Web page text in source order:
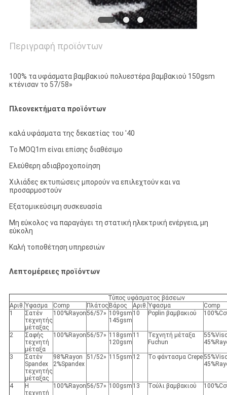
Περιγραφή προϊόντων
100% τα υφάσματα βαμβακιού πολυεστέρα βαμβακιού 150gsm
κτένισαν το 57/58»
Πλεονεκτήματα προϊόντων
καλά υφάσματα της δεκαετίας του '40
Το MOQ1m είναι επίσης διαθέσιμο
Ελεύθερη αδιαβροχοποίηση
Χιλιάδες εκτυπώσεις μπορούν να επιλεχτούν και να
προσαρμοστούν
Εξατομικεύσιμη συσκευασία
Μη εύκολος να παραγάγει τη στατική ηλεκτρική ενέργεια, μη
εύκολη
Καλή τοποθέτηση υπηρεσιών
Λεπτομέρειες προϊόντων
Τύπος υφάσματος βάσεων
Αριθ.Ύφασμα Comp Πλάτος Βάρος Αριθ.Ύφασμα
Comp
1
Σατέν
τεχνητής
μέταξας
100%Rayon56/57» 109gsm
145gsm
10 Poplin βαμβακιού
2
Σαφής
τεχνητή
μέταξα
100%Rayon56/57» 118gsm
120gsm
11
Τεχνητή μέταξα
Fuchun
3
Σατέν
Spandex
τεχνητής
μέταξας
98%Rayon
2%Spandex
51/52» 115gsm 12 Το φάντασμα Crepe
4
Η
τεχνητή
100%Rayon56/57» 100gsm 13 Τούλι βαμβακιού